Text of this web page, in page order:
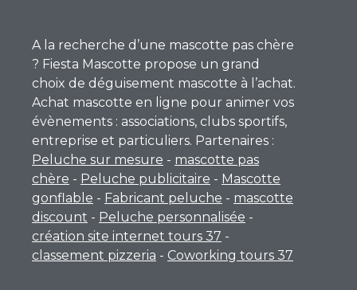
A la recherche d’une mascotte pas chère
? Fiesta Mascotte propose un grand
choix de déguisement mascotte à l’achat.
Achat mascotte en ligne pour animer vos
évènements : associations, clubs sportifs,
entreprise et particuliers. Partenaires :
Peluche sur mesure - mascotte pas
chère - Peluche publicitaire - Mascotte
gonflable - Fabricant peluche - mascotte
discount - Peluche personnalisée -
création site internet tours 37 -
classement pizzeria - Coworking tours 37